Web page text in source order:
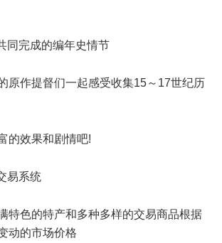
同完成的编年史情节
原作提督们一起感受收集15～17世纪历
的效果和剧情吧!
易系统
特色的特产和多种多样的交易商品根据
动的市场价格